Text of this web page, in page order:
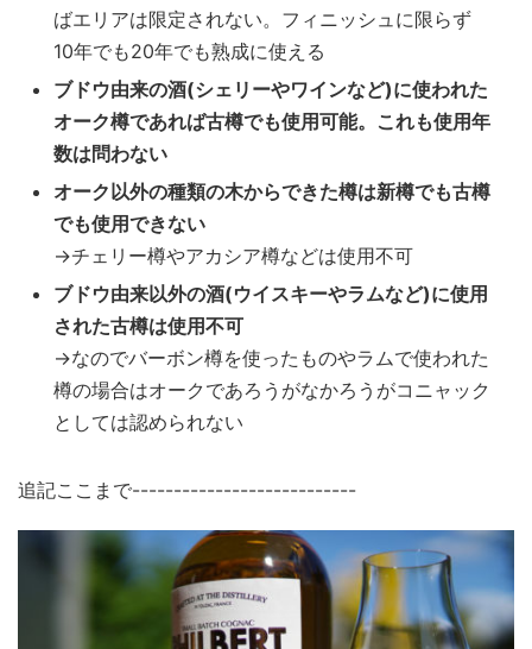
ばエリアは限定されない。フィニッシュに限らず
10年でも20年でも熟成に使える
ブドウ由来の酒(シェリーやワインなど)に使われた
オーク樽であれば古樽でも使用可能。これも使用年
数は問わない
オーク以外の種類の木からできた樽は新樽でも古樽
でも使用できない
→チェリー樽やアカシア樽などは使用不可
ブドウ由来以外の酒(ウイスキーやラムなど)に使用
された古樽は使用不可
→なのでバーボン樽を使ったものやラムで使われた
樽の場合はオークであろうがなかろうがコニャック
としては認められない
追記ここまで---------------------------